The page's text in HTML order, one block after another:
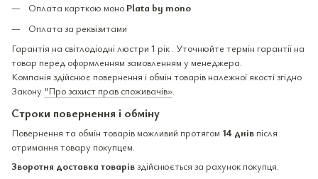
Оплата карткою моно Plata by mono
Оплата за реквізитами
Гарантія на світлодіодні люстри 1 рік . Уточнюйте термін гарантії на
товар перед оформленням замовленням у менеджера.
Компанія здійснює повернення і обмін товарів належної якості згідно
Закону "Про захист прав споживачів».
Строки повернення і обміну
Повернення та обмін товарів можливий протягом 14 днів після
отримання товару покупцем.
Зворотня доставка товарівздійснюється за рахунок покупця.